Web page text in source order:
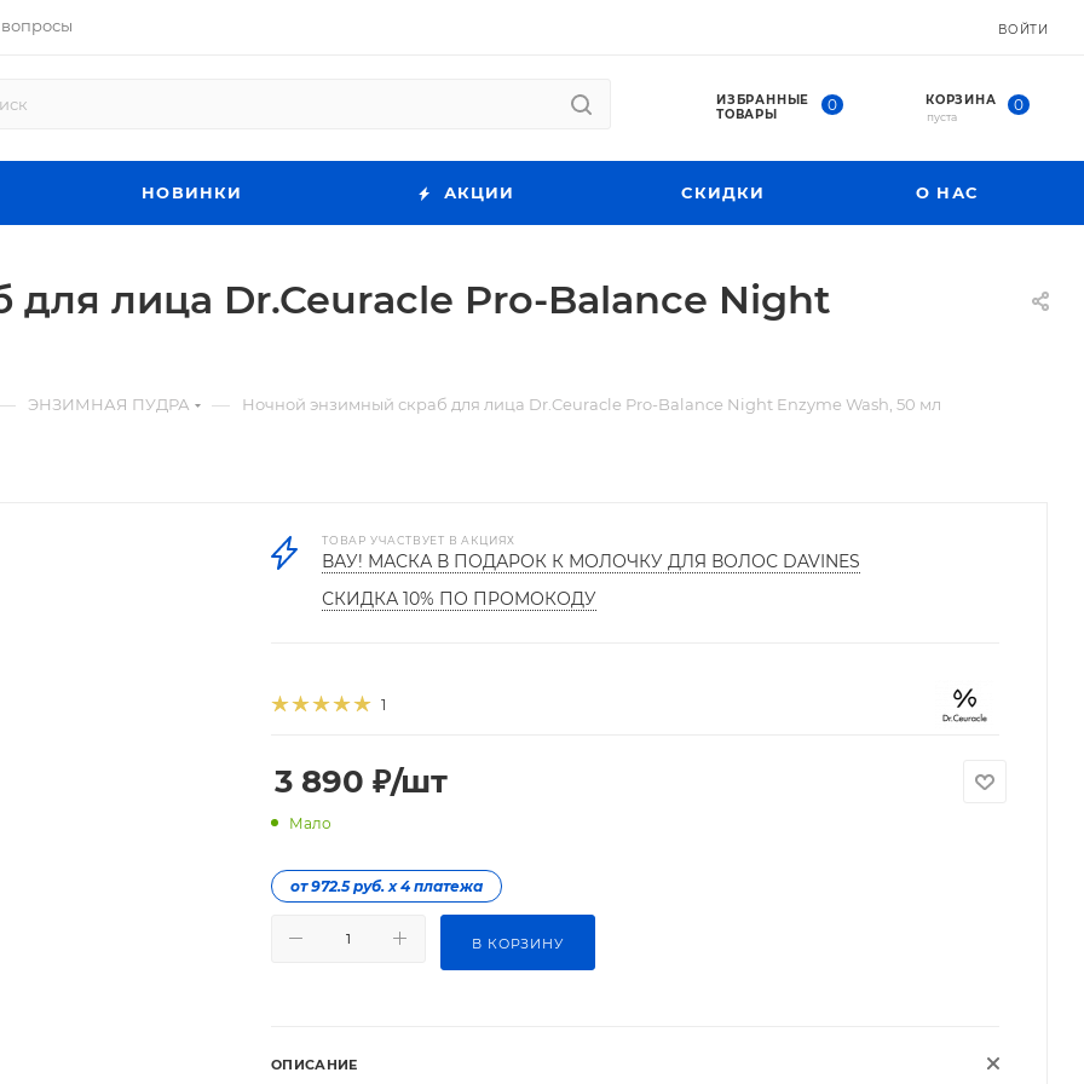
ВОЙТИ
ИЗБРАННЫЕ
ТОВАРЫ
0 КОРЗИНА 0
пуста
НОВИНКИ АКЦИИ СКИДКИ О НАС
лица Dr.Ceuracle Pro-Balance Night
ЭНЗИМНАЯ ПУДРА — Ночной энзимный скраб для лица Dr.Ceuracle Pro-Balance Night Enzyme Wash, 50 мл
ТОВАР УЧАСТВУЕТ В АКЦИЯХ
ВАУ! МАСКА В ПОДАРОК К МОЛОЧКУ ДЛЯ ВОЛОС DAVINES
СКИДКА 10% ПО ПРОМОКОДУ
1
3 890 ₽/шт
Мало
от 972.5 руб. х 4 платежа
В КОРЗИНУ
ОПИСАНИЕ